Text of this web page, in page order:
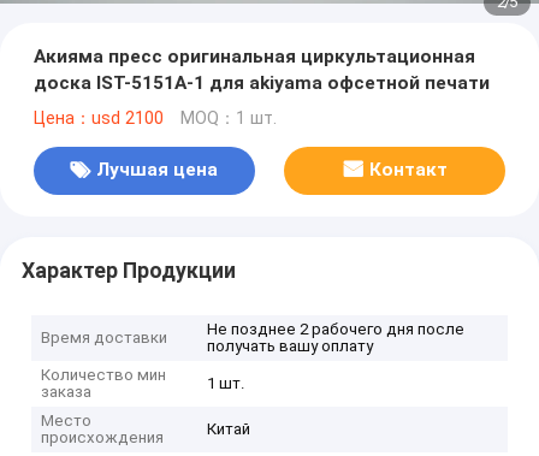
Акияма пресс оригинальная циркультационная
доска IST-5151A-1 для akiyama офсетной печати
Цена：usd 2100 MOQ：1 шт.
Лучшая цена Контакт
Характер Продукции
Время доставки
Не позднее 2 рабочего дня после
получать вашу оплату
Количество мин
заказа
1 шт.
Место
происхождения
Китай